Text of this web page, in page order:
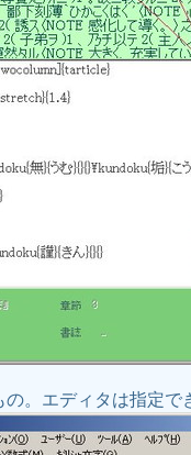
エディタは指定で